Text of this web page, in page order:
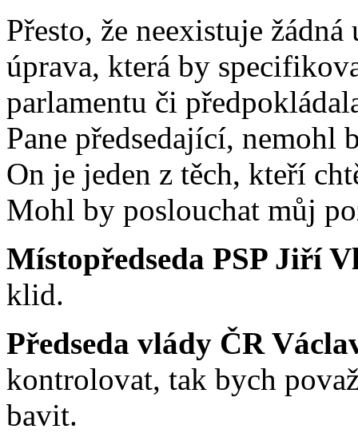
Přesto, že neexistuje
úprava, která by
parlamentu či
Pane předsedající, nemohl
On je jeden z těch, kteří
Mohl by poslouchat můj
Místopředseda PSP Jiří
klid.
Předseda vlády ČR
kontrolovat, tak bych
bavit.